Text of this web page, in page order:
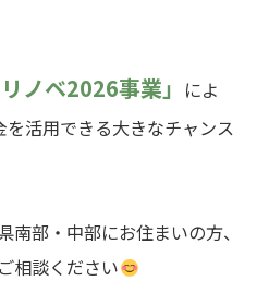
ノベ2026事業」 によ
を活用できる大きなチャンス
部・中部にお住まいの方、
相談ください